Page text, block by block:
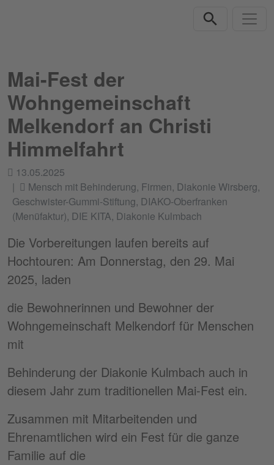
Mai-Fest der
Wohngemeinschaft
Melkendorf an Christi
Himmelfahrt
13.05.2025
Mensch mit Behinderung, Firmen, Diakonie Wirsberg,
Geschwister-Gummi-Stiftung, DIAKO-Oberfranken
(Menüfaktur), DIE KITA, Diakonie Kulmbach
Die Vorbereitungen laufen bereits auf
Hochtouren: Am Donnerstag, den 29. Mai
2025, laden
die Bewohnerinnen und Bewohner der
Wohngemeinschaft Melkendorf für Menschen
mit
Behinderung der Diakonie Kulmbach auch in
diesem Jahr zum traditionellen Mai-Fest ein.
Zusammen mit Mitarbeitenden und
Ehrenamtlichen wird ein Fest für die ganze
Familie auf die